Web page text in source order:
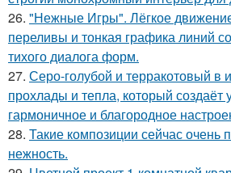
26. "Нежные Игры". Лёгкое
переливы и тонкая графика линий
тихого диалога форм.
27. Серо-голубой и терракотовый в
прохлады и тепла, который создаёт
гармоничное и благородное
28. Такие композиции сейчас очень
нежность.